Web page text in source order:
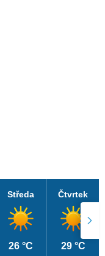
Středa
26 °C
Čtvrtek
29 °C